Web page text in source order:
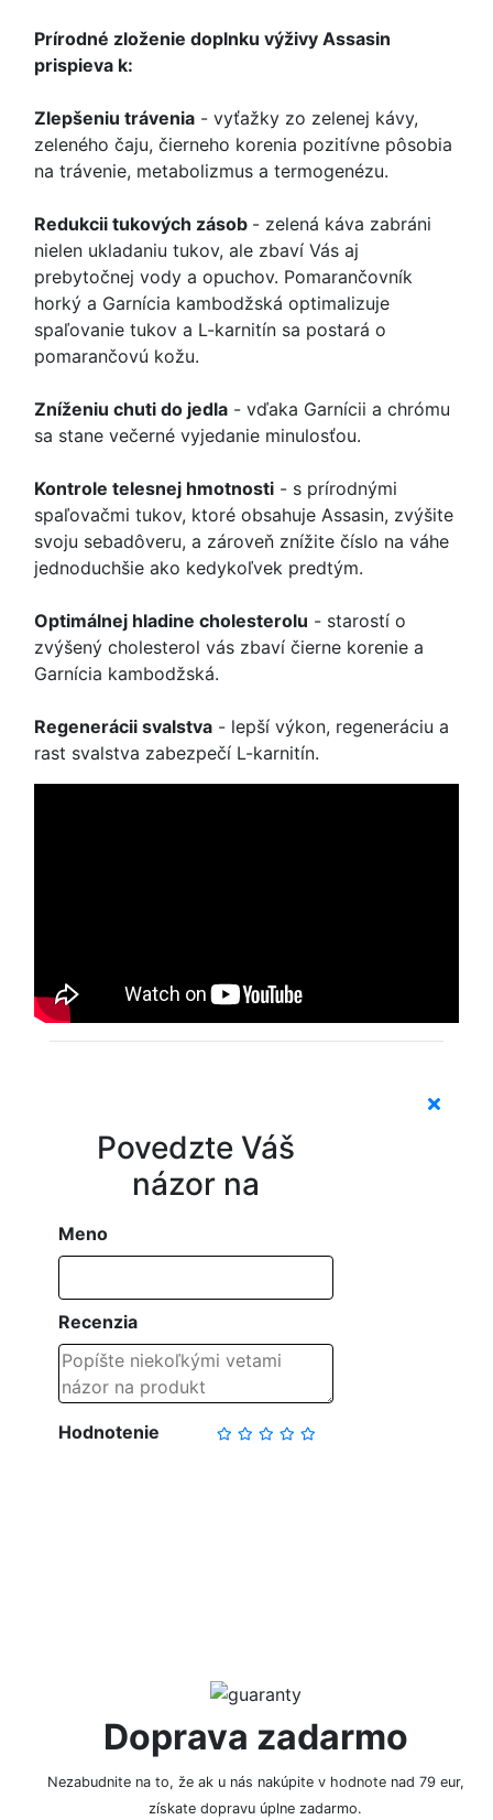
Prírodné zloženie doplnku výživy Assasin
prispieva k:
Zlepšeniu trávenia - vyťažky zo zelenej kávy,
zeleného čaju, čierneho korenia pozitívne pôsobia
na trávenie, metabolizmus a termogenézu.
Redukcii tukových zásob - zelená káva zabráni
nielen ukladaniu tukov, ale zbaví Vás aj
prebytočnej vody a opuchov. Pomarančovník
horký a Garnícia kambodžská optimalizuje
spaľovanie tukov a L-karnitín sa postará o
pomarančovú kožu.
Zníženiu chuti do jedla - vďaka Garnícii a chrómu
sa stane večerné vyjedanie minulosťou.
Kontrole telesnej hmotnosti - s prírodnými
spaľovačmi tukov, ktoré obsahuje Assasin, zvýšite
svoju sebadôveru, a zároveň znížite číslo na váhe
jednoduchšie ako kedykoľvek predtým.
Optimálnej hladine cholesterolu - starostí o
zvýšený cholesterol vás zbaví čierne korenie a
Garnícia kambodžská.
Regenerácii svalstva - lepší výkon, regeneráciu a
rast svalstva zabezpečí L-karnitín.
Povedzte Váš
názor na
Meno
Recenzia
Hodnotenie
Doprava zadarmo
Nezabudnite na to, že ak u nás nakúpite v hodnote nad 79 eur,
získate dopravu úplne zadarmo.